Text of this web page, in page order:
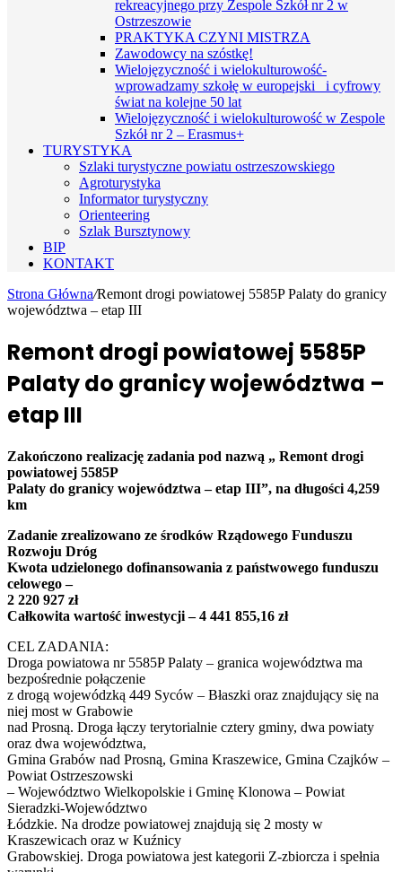
rekreacyjnego przy Zespole Szkół nr 2 w
Ostrzeszowie
PRAKTYKA CZYNI MISTRZA
Zawodowcy na szóstkę!
Wielojęzyczność i wielokulturowość-
wprowadzamy szkołę w europejski i cyfrowy
świat na kolejne 50 lat
Wielojęzyczność i wielokulturowość w Zespole
Szkół nr 2 – Erasmus+
TURYSTYKA
Szlaki turystyczne powiatu ostrzeszowskiego
Agroturystyka
Informator turystyczny
Orienteering
Szlak Bursztynowy
BIP
KONTAKT
Strona Główna/Remont drogi powiatowej 5585P Palaty do granicy
województwa – etap III
Remont drogi powiatowej 5585P
Palaty do granicy województwa –
etap III
Zakończono realizację zadania pod nazwą „ Remont drogi
powiatowej 5585P
Palaty do granicy województwa – etap III”, na długości 4,259
km
Zadanie zrealizowano ze środków Rządowego Funduszu
Rozwoju Dróg
Kwota udzielonego dofinansowania z państwowego funduszu
celowego –
2 220 927 zł
Całkowita wartość inwestycji – 4 441 855,16 zł
CEL ZADANIA:
Droga powiatowa nr 5585P Palaty – granica województwa ma
bezpośrednie połączenie
z drogą wojewódzką 449 Syców – Błaszki oraz znajdujący się na
niej most w Grabowie
nad Prosną. Droga łączy terytorialnie cztery gminy, dwa powiaty
oraz dwa województwa,
Gmina Grabów nad Prosną, Gmina Kraszewice, Gmina Czajków –
Powiat Ostrzeszowski
– Województwo Wielkopolskie i Gminę Klonowa – Powiat
Sieradzki-Województwo
Łódzkie. Na drodze powiatowej znajdują się 2 mosty w
Kraszewicach oraz w Kuźnicy
Grabowskiej. Droga powiatowa jest kategorii Z-zbiorcza i spełnia